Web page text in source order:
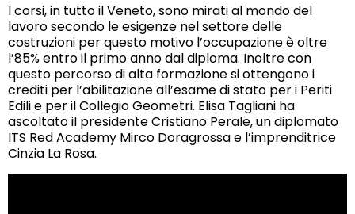
Icorsi, in tutto il Veneto, sono mirati al mondo del
lavoro secondo le esigenze nel settore delle
costruzioni per questo motivo l’occupazione è oltre
l’85% entro il primo anno dal diploma. Inoltre con
questo percorso di alta formazione si ottengono i
crediti per l’abilitazione all’esame di stato per i Periti
Edili e per il Collegio Geometri. Elisa Tagliani ha
ascoltato il presidente Cristiano Perale, un diplomato
ITS RedAcademy Mirco Doragrossa e l’imprenditrice
Cinzia La Rosa.